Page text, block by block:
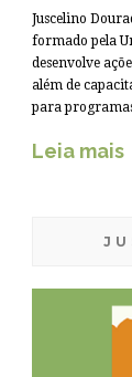
Juscelino
formado pela
desenvolve
além de
para
Leia mais